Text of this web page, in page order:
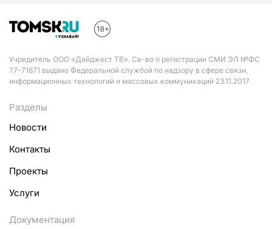
Учредитель ООО «Дайджест ТВ». Св-во о регистрации СМИ ЭЛ №ФС
77-71671 выдано Федеральной службой по надзору в сфере связи,
информационных технологий и массовых коммуникаций 23.11.2017
Разделы
Новости
Контакты
Проекты
Услуги
Документация